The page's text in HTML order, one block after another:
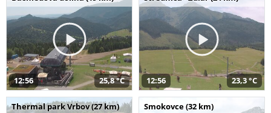
12:56 25,8 °C 12:56 23,3 °C
Thermal park Vrbov (27 km) Smokovce (32 km)